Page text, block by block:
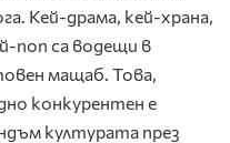
Кей-драма, кей-храна,
поп са водещи в
мащаб. Това,
конкурентен е
културата през